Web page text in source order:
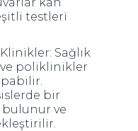
testleri
Sağlık
poliklinikler
bir
ve